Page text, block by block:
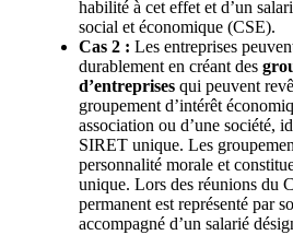
habilité à cet effet et d’un
social et économique (CSE).
Cas 2 : Les entreprises
durablement en créant des
d’entreprises qui peuvent
groupement d’intérêt
association ou d’une société,
SIRET unique. Les
personnalité morale et
unique. Lors des réunions du
permanent est représenté par
accompagné d’un salarié